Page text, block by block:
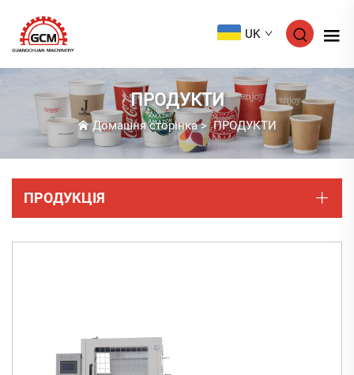
UK
ПРОДУКТИ
Домашня сторінка>ПРОДУКТИ
ПРОДУКЦІЯ